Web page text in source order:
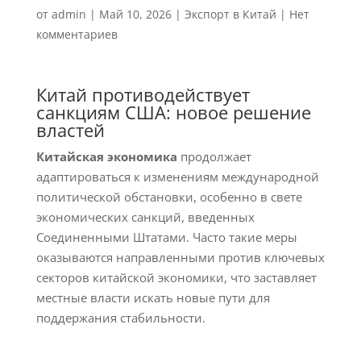
от admin | Май 10, 2026| Экспорт в Китай | Нет
комментариев
Китай противодействует
санкциям США: новое решение
властей
Китайская экономика продолжает
адаптироваться к изменениям международной
политической обстановки, особенно в свете
экономических санкций, введенных
Соединенными Штатами. Часто такие меры
оказываются направленными против ключевых
секторов китайской экономики, что заставляет
местные власти искать новые пути для
поддержания стабильности.